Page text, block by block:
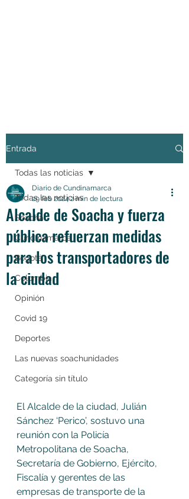
Entrada
Todas las noticias
Soacha
Cundinamarca
Bogotá
Colombia
Opinión
Covid 19
Deportes
Las nuevas soachunidades
Categoría sin título
Todas las noticias
Alcalde de Soacha y fuerza
pública refuerzan medidas
para los transportadores de
la ciudad
Diario de Cundinamarca
29 feb 20242 min de lectura
El Alcalde de la ciudad, Julián
Sánchez ‘Perico’, sostuvo una
reunión con la Policía
Metropolitana de Soacha,
Secretaría de Gobierno, Ejército,
Fiscalía y gerentes de las
empresas de transporte de la